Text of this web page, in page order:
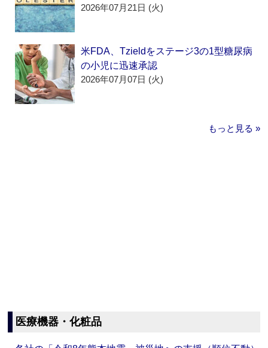
2026年07月21日 (火)
米FDA、Tzieldをステージ3の1型糖尿病
の小児に迅速承認
2026年07月07日 (火)
もっと見る »
医療機器・化粧品